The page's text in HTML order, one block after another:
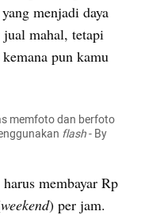
menjadi daya
mahal, tetapi
pun kamu
memfoto dan berfoto
flash - By
membayar Rp
weekend) per jam.